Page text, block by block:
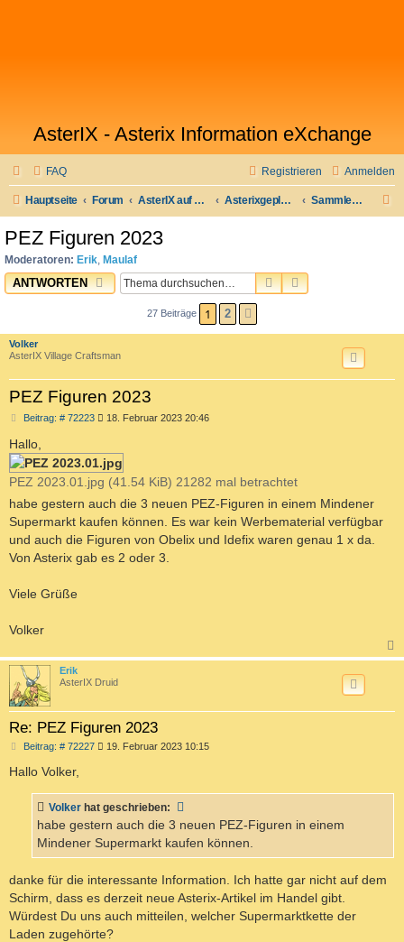
AsterIX - Asterix Information eXchange
FAQ Anmelden
Registrieren
Hauptseite Forum AsterIX auf Deutsch Asterixgeplauder Sammlerecke
PEZ Figuren 2023
Moderatoren: Erik, Maulaf
ANTWORTEN SUCHEERWEITERTE
27 Beiträge 1 2
Volker
AsterIX Village Craftsman
PEZ Figuren 2023
Beitrag: # 72223B
t
r
a
g
18. Februar 2023 20:46
Hallo,
PEZ 2023.01.jpg (41.54 KiB) 21282 mal betrachtet
habe gestern auch die 3 neuen PEZ-Figuren in einem Mindener
Supermarkt kaufen können. Es war kein Werbematerial verfügbar
und auch die Figuren von Obelix und Idefix waren genau 1 x da.
Von Asterix gab es 2 oder 3.
Viele Grüße
Volker
a
Erik
AsterIX Druid
Re: PEZ Figuren 2023
Beitrag: # 72227B
r
a
19. Februar 2023 10:15
Hallo Volker,
Volker hat geschrieben:
habe gestern auch die 3 neuen PEZ-Figuren in einem
Mindener Supermarkt kaufen können.
danke für die interessante Information. Ich hatte gar nicht auf dem
Schirm, dass es derzeit neue Asterix-Artikel im Handel gibt.
Würdest Du uns auch mitteilen, welcher Supermarktkette der
Laden zugehörte?